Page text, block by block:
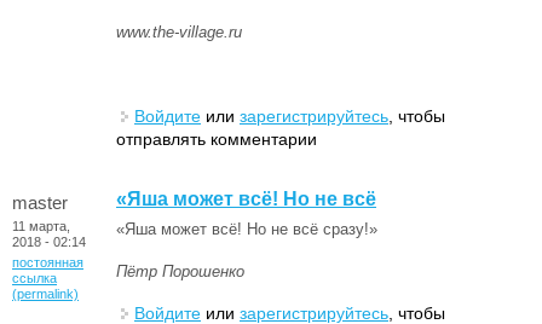
www.the-village.ru
Войдите или зарегистрируйтесь , чтобы
отправлять комментарии
master
11 марта,
2018 - 02:14
постоянная
ссылка
(permalink)
«Яша может всё! Но не всё
«Яша может всё! Но не всё сразу!»
Пётр Порошенко
Войдите или зарегистрируйтесь , чтобы